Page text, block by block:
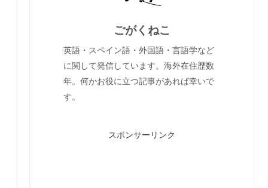
ごがくねこ
英語・スペイン語・外国語・言語学など
に関して発信しています。海外在住歴数
年。何かお役に立つ記事があれば幸いで
す。
スポンサーリンク